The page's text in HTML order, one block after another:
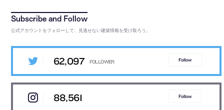
公式アカウントをフォローして、見逃せない建築情報を受け取ろう。
62,097 Follow
88,561 Follow